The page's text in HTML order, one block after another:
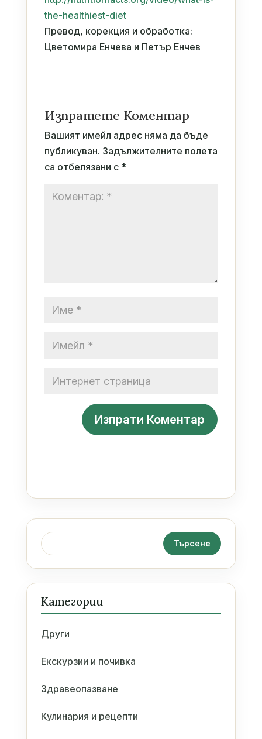
the-healthiest-diet
Превод, корекция и обработка:
Цветомира Енчева и Петър Енчев
Изпратете Коментар
Вашият имейл адрес няма да бъде
публикуван. Задължителните полета
са отбелязани с *
Категории
Други
Екскурзии и почивка
Здравеопазване
Кулинария и рецепти